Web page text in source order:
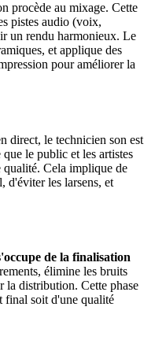
procède au mixage. Cette
pistes audio (voix,
un rendu harmonieux. Le
et applique des
pour améliorer la
direct, le technicien son est
le public et les artistes
qualité. Cela implique de
d'éviter les larsens, et
de la finalisation
élimine les bruits
la distribution. Cette phase
final soit d'une qualité